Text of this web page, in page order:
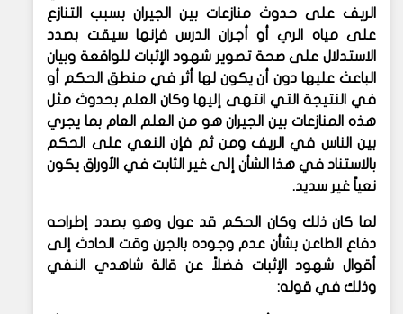
الريف على حدوث منازعات بين الجيران بسبب التنازع
على مياه الري أو أجران الدرس فإنها سيقت بصدد
الاستدلال على صحة تصوير شهود الإثبات للواقعة وبيان
الباعث عليها دون أن يكون لها أثر في منطق الحكم أو
في النتيجة التي انتهى إليها وكان العلم بحدوث مثل
هذه المنازعات بين الجيران هو من العلم العام بما يجري
بين الناس في الريف ومن ثم فإن النعي على الحكم
بالاستناد في هذا الشأن إلى غير الثابت في الأوراق يكون
نعياً غير سديد.
لما كان ذلك وكان الحكم قد عول وهو بصدد إطراحه
دفاع الطاعن بشأن عدم وجوده بالجرن وقت الحادث إلى
أقوال شهود الإثبات فضلاً عن قالة شاهدي النفي
وذلك في قوله: